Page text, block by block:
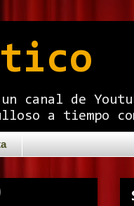
canal de
a tiempo